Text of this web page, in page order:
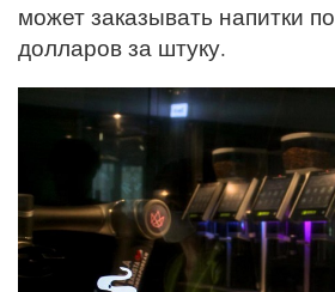
может заказывать напитки
долларов за штуку.